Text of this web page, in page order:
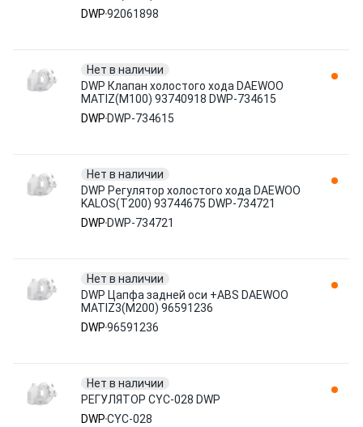
DWP92061898
Нет в наличии
DWP Клапан холостого хода DAEWOO
MATIZ(M100) 93740918 DWP-734615
DWP DWP-734615
Нет в наличии
DWP Регулятор холостого хода DAEWOO
KALOS(T200) 93744675 DWP-734721
DWP DWP-734721
Нет в наличии
DWP Цапфа задней оси +ABS DAEWOO
MATIZ3(M200) 96591236
DWP96591236
Нет в наличии
РЕГУЛЯТОР CYC-028 DWP
DWPCYC-028